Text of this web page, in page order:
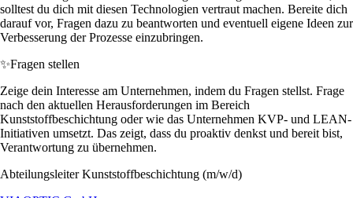
solltest du dich mit diesen Technologien vertraut machen. Bereite dich
darauf vor, Fragen dazu zu beantworten und eventuell eigene Ideen zur
Verbesserung der Prozesse einzubringen.
✨Fragen stellen
Zeige dein Interesse am Unternehmen, indem du Fragen stellst. Frage
nach den aktuellen Herausforderungen im Bereich
Kunststoffbeschichtung oder wie das Unternehmen KVP- und LEAN-
Initiativen umsetzt. Das zeigt, dass du proaktiv denkst und bereit bist,
Verantwortung zu übernehmen.
Abteilungsleiter Kunststoffbeschichtung (m/w/d)